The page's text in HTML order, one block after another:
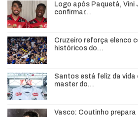
Logo após Paquetá, Vini
confirmar…
Cruzeiro reforça elenco
históricos do…
Santos está feliz da
master do…
Vasco: Coutinho prepara